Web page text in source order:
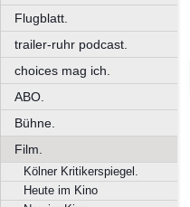
Flugblatt.
trailer-ruhr podcast.
choices mag ich.
ABO.
Bühne.
Film.
Kölner Kritikerspiegel.
Heute im Kino